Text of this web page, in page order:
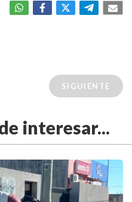
SIGUIENTE
interesar...